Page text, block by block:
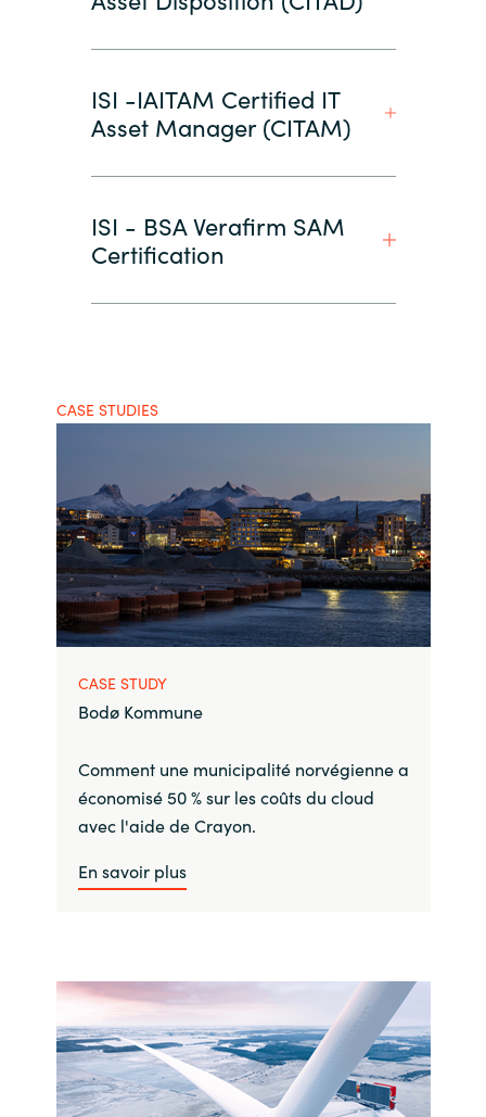
ISI -IAITAM Certified IT
Asset Manager (CITAM)
ISI - BSA Verafirm SAM
Certification
CASE STUDIES
CASE STUDY
Bodø Kommune
Comment une municipalité norvégienne a
économisé 50 % sur les coûts du cloud
avec l'aide de Crayon.
En savoir plus